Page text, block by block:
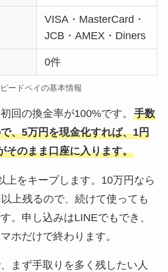
VISA・MasterCard・
JCB・AMEX・Diners
0件
ードペイの基本情報
回の換金率が100%です。 手数
、5万円を現金化すれば、1円
そのまま口座に入ります。
上をキープします。10万円なら
上残るので、続けて使っても
。申し込みはLINEでもでき、
ホだけで終わります。
まず手取りを多く残したい人